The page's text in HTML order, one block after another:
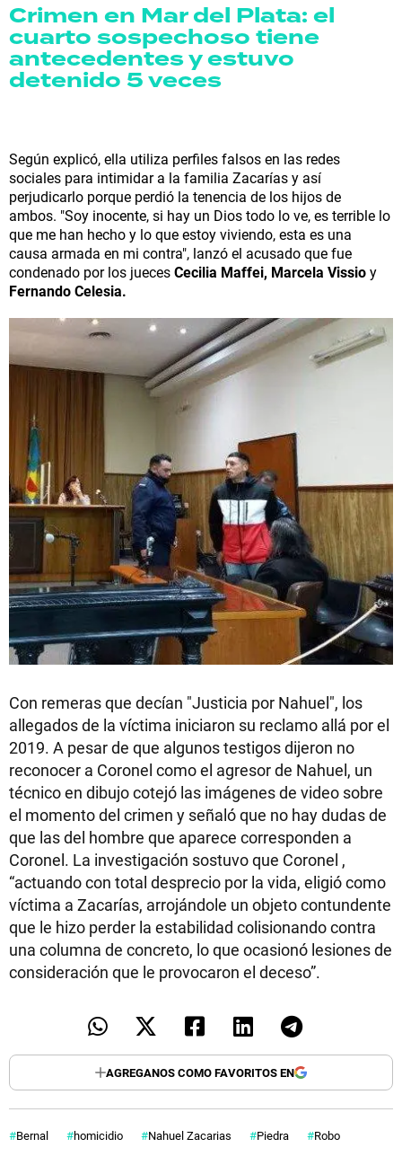
Crimen en Mar del Plata: el
cuarto sospechoso tiene
antecedentes y estuvo
detenido 5 veces
Según explicó, ella utiliza perfiles falsos en las redes
sociales para intimidar a la familia Zacarías y así
perjudicarlo porque perdió la tenencia de los hijos de
ambos. "Soy inocente, si hay un Dios todo lo ve, es terrible lo
que me han hecho y lo que estoy viviendo, esta es una
causa armada en mi contra", lanzó el acusado que fue
condenado por los juecesCecilia Maffei, Marcela Vissioy
Fernando Celesia.
Con remeras que decían "Justicia por Nahuel", los
allegados de la víctima iniciaron su reclamo allá por el
2019. A pesar de que algunos testigos dijeron no
reconocer a Coronel como el agresor de Nahuel, un
técnico en dibujo cotejó las imágenes de video sobre
el momento del crimen y señaló que no hay dudas de
que las del hombre que aparece corresponden a
Coronel. La investigación sostuvo que Coronel ,
“actuando con total desprecio por la vida, eligió como
víctima a Zacarías, arrojándole un objeto contundente
que le hizo perder la estabilidad colisionando contra
una columna de concreto, lo que ocasionó lesiones de
consideración que le provocaron el deceso”.
AGREGANOS COMO FAVORITOS EN
Bernal homicidio Nahuel Zacarias Piedra Robo